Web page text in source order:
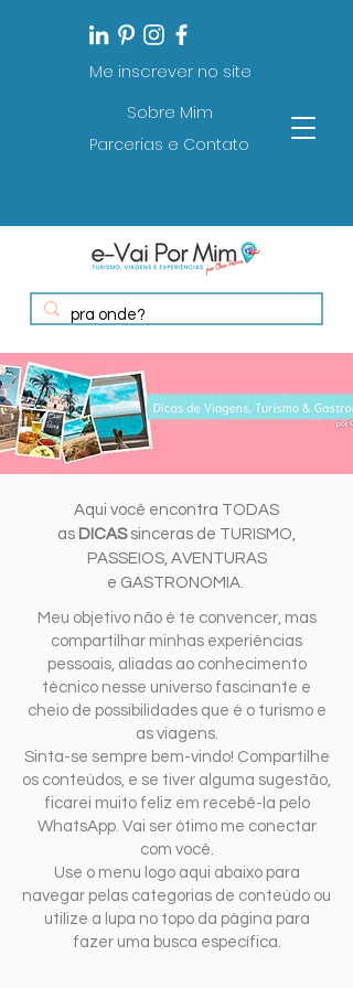
Me inscrever no site
Sobre Mim
Parcerias e Contato
Aqui você encontra TODAS
as DICASsinceras de TURISMO,
PASSEIOS, AVENTURAS
e GASTRONOMIA.
Meu objetivo não é te convencer, mas
compartilhar minhas experiências
pessoais, aliadas ao conhecimento
técnico nesse universo fascinante e
cheio de possibilidades que é o turismo e
as viagens.
Sinta-se sempre bem-vindo! Compartilhe
os conteúdos, e se tiver alguma sugestão,
ficarei muito feliz em recebê-la pelo
WhatsApp. Vai ser ótimo me conectar
com você.
Use o menu logo aqui abaixo para
navegar pelas categorias de conteúdo ou
utilize a lupa no topo da página para
fazer uma busca específica.